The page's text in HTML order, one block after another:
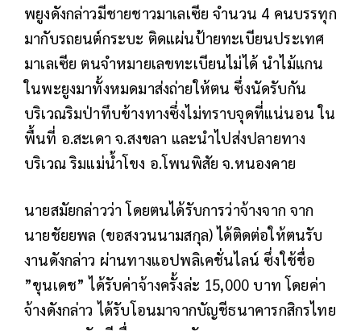
พยูงดังกล่าวมีชายชาวมาเลเซีย จำนวน 4 คนบรรทุก
มากับรถยนต์กระบะ ติดแผ่นป้ายทะเบียนประเทศ
มาเลเซีย ตนจำหมายเลขทะเบียนไม่ได้ นำไม้แกน
ในพะยูงมาทั้งหมดมาส่งถ่ายให้ตน ซึ่งนัดรับกัน
บริเวณริมป่าทึบข้างทางซึ่งไม่ทราบจุดที่แน่นอน ใน
พื้นที่ อ.สะเดา จ.สงขลา และนำไปส่งปลายทาง
บริเวณ ริมแม่น้ำโขง อ.โพนพิสัย จ.หนองคาย
นายสมัยกล่าวว่า โดยตนได้รับการว่าจ้างจาก จาก
นายชัยยพล (ขอสงวนนามสกุล) ได้ติดต่อให้ตนรับ
งานดังกล่าว ผ่านทางแอปพลิเคชั่นไลน์ ซึ่งใช้ชื่อ
”ขุนเดช” ได้รับค่าจ้างครั้งล่ะ 15,000 บาท โดยค่า
จ้างดังกล่าว ได้รับโอนมาจากบัญชีธนาคารกสิกรไทย